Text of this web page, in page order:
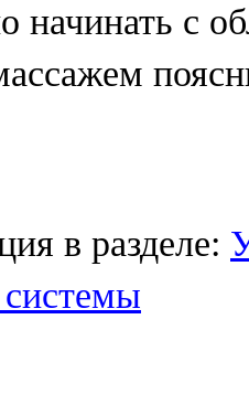
начинать с
в разделе: